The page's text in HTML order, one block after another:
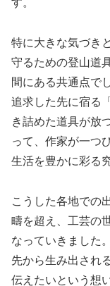
す。
特に大きな気づき
守るための登山道
間にある共通点で
追求した先に宿る
き詰めた道具が放
って、作家が一つ
生活を豊かに彩る
こうした各地での
疇を超え、工芸の
なっていきました
先から生み出され
伝えたいという想